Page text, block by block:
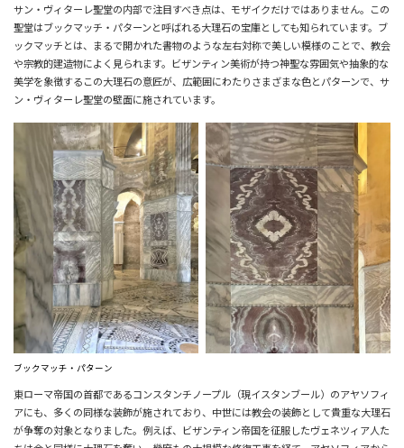
サン・ヴィターレ聖堂の内部で注目すべき点は、モザイクだけではありません。この
聖堂はブックマッチ・パターンと呼ばれる大理石の宝庫としても知られています。ブ
ックマッチとは、まるで開かれた書物のような左右対称で美しい模様のことで、教会
や宗教的建造物によく見られます。ビザンティン美術が持つ神聖な雰囲気や抽象的な
美学を象徴するこの大理石の意匠が、広範囲にわたりさまざまな色とパターンで、サ
ン・ヴィターレ聖堂の壁面に施されています。
ブックマッチ・パターン
東ローマ帝国の首都であるコンスタンチノープル（現イスタンブール）のアヤソフィ
アにも、多くの同様な装飾が施されており、中世には教会の装飾として貴重な大理石
が争奪の対象となりました。例えば、ビザンティン帝国を征服したヴェネツィア人た